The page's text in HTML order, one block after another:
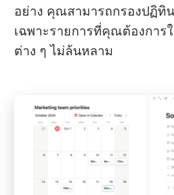
อย่าง คุณสามารถกรองปฏิทิ
เฉพาะรายการที่คุณต้องการ
ต่าง ๆ ไม่ล้นหลาม